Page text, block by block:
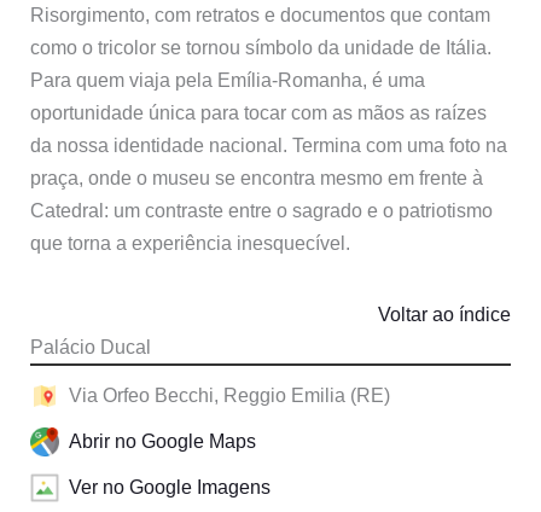
Risorgimento, com retratos e documentos que contam
como o tricolor se tornou símbolo da unidade de Itália.
Para quem viaja pela Emília-Romanha, é uma
oportunidade única para tocar com as mãos as raízes
da nossa identidade nacional. Termina com uma foto na
praça, onde o museu se encontra mesmo em frente à
Catedral: um contraste entre o sagrado e o patriotismo
que torna a experiência inesquecível.
Palácio Ducal
Voltar ao índice
Via Orfeo Becchi, Reggio Emilia (RE)
Abrir no Google Maps
Ver no Google Imagens